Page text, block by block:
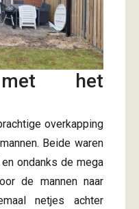
het
overkapping
Beide waren
ondanks de mega
de mannen naar
netjes achter